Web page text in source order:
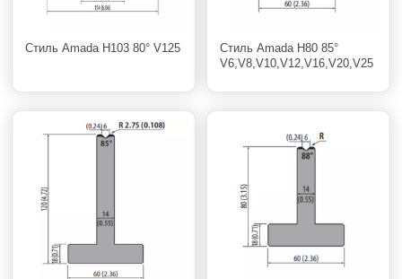
Стиль Amada H103 80° V125
Стиль Amada H80 85°
V6,V8,V10,V12,V16,V20,V25